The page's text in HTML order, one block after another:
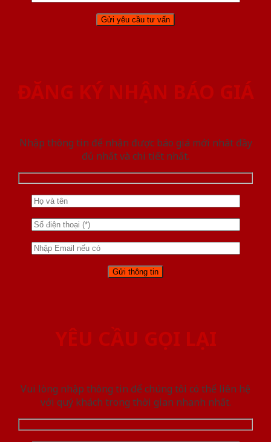
ĐĂNG KÝ NHẬN BÁO GIÁ
Nhập thông tin để nhận được báo giá mới nhât đầy
đủ nhất và chi tiết nhất.
YÊU CẦU GỌI LẠI
Vui lòng nhập thông tin để chúng tôi có thể liên hệ
với quý khách trong thời gian nhanh nhất.